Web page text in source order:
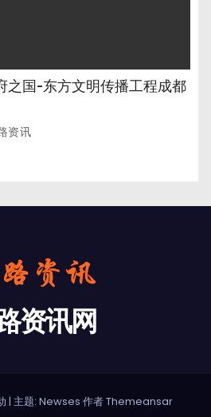
之国-东方文明传播工程成都
资讯
资讯网
| 主题: Newses 作者Themeansar